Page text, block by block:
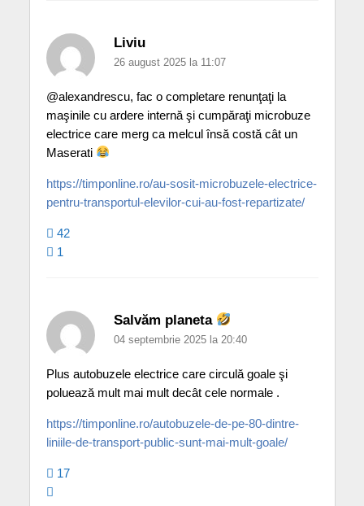
Liviu
26 august 2025 la 11:07
@alexandrescu, fac o completare renunţaţi la
maşinile cu ardere internă şi cumpăraţi microbuze
electrice care merg ca melcul însă costă cât un
Maserati
https://timponline.ro/au-sosit-microbuzele-electrice-
pentru-transportul-elevilor-cui-au-fost-repartizate/
42
1
Salvăm planeta
04 septembrie 2025 la 20:40
Plus autobuzele electrice care circulă goale şi
poluează mult mai mult decât cele normale .
https://timponline.ro/autobuzele-de-pe-80-dintre-
liniile-de-transport-public-sunt-mai-mult-goale/
17